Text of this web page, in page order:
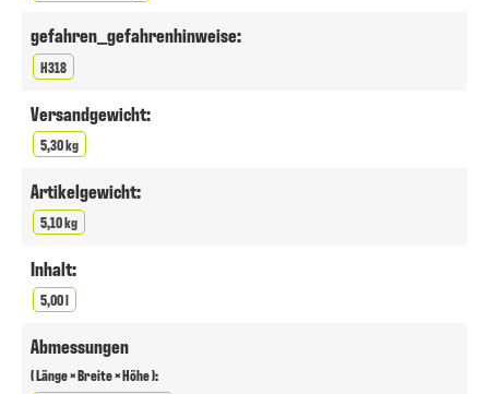
gefahren_gefahrenhinweise:
H318
Versandgewicht:
5,30 kg
Artikelgewicht:
5,10 kg
Inhalt:
5,00 l
Abmessungen
( Länge × Breite × Höhe ):